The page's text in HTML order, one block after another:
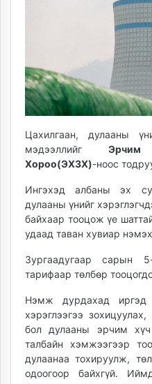
24tsag.mn
shuud.mn
eagle.mn
ergelt.mn
zarig.mn
today.mn
zuv.mn
mminfo.mn
ugluu.mn
urlag.mn
unen.mn
asu.mn
shuurhai.mn
unuudur.mn
isee.mn
mglradio.com
fact.mn
Цахилгаан, дулааны
мэдээллийг Эрчим
Хороо(ЭХЗХ)-ноос
Ингэхэд албаны эх
дулааны үнийг
байхаар тооцож үе
удаад таван хувиар
Зургаадугаар сарын
тарифаар төлбөр
Нэмж дурдахад иргэд
хэрэглээгээ
бол дулааны эрчим
талбайн хэмжээгээр
дулаанаа тохируулж,
одоогоор байхгүй.